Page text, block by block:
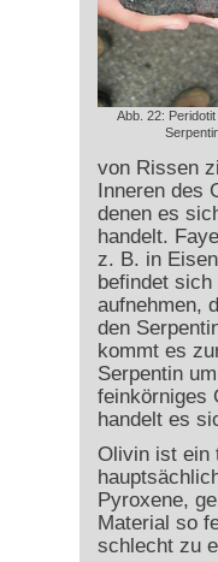
Abb. 22:
von Rissen
Inneren des
denen es
handelt.
z. B. in
befindet
aufnehmen,
den
kommt es
Serpentin
feinkörniges
handelt es
Olivin ist ein
Pyroxene,
Material so
schlecht zu